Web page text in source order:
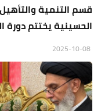
قسم التنمية
الحسينية يختتم دورة